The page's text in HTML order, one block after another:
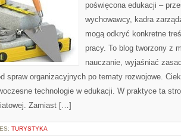
poświęcona edukacji –
wychowawcy, kadra
mogą odkryć konkretne
pracy. To blog tworzony z
nauczanie, wyjaśniać
spraw organizacyjnych po tematy rozwojowe.
technologie w edukacji. W praktyce ta
Zamiast […]
TURYSTYKA